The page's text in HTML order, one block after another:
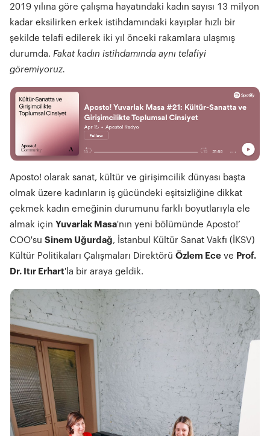
2019 yılına göre çalışma hayatındaki kadın sayısı 13 milyon
kadar eksilirken erkek istihdamındaki kayıplar hızlı bir
şekilde telafi edilerek iki yıl önceki rakamlara ulaşmış
durumda. Fakat kadın istihdamında aynı telafiyi
göremiyoruz.
Aposto! olarak sanat, kültür ve girişimcilik dünyası başta
olmak üzere kadınların iş gücündeki eşitsizliğine dikkat
çekmek kadın emeğinin durumunu farklı boyutlarıyla ele
almak için Yuvarlak Masa'nın yeni bölümünde Aposto!’
COO'su Sinem Uğurdağ, İstanbul Kültür Sanat Vakfı (İKSV)
Kültür Politikaları Çalışmaları Direktörü Özlem Ece ve Prof.
Dr. Itır Erhart'la bir araya geldik.